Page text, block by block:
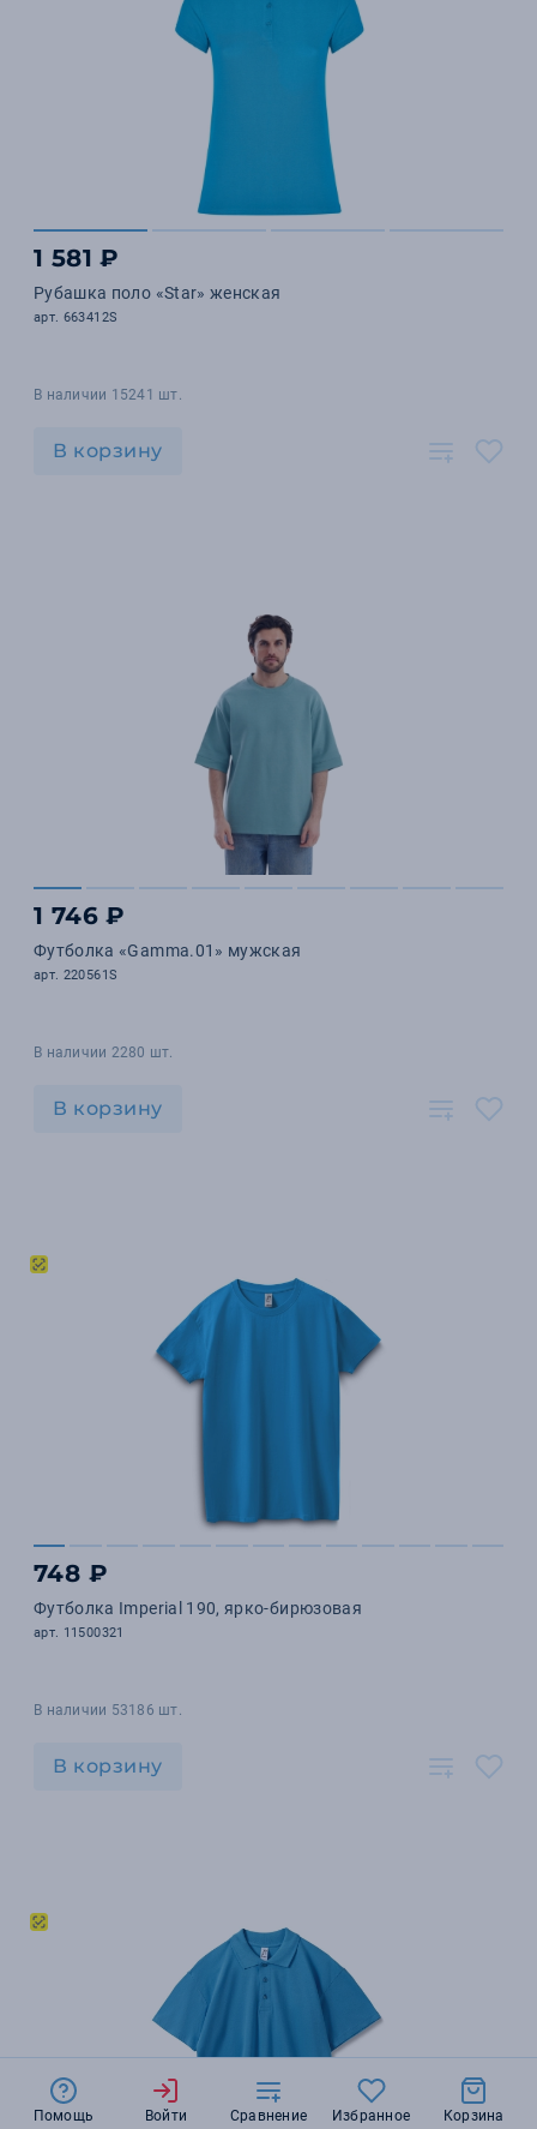
1 581 ₽
Рубашка поло «Star» женская
арт. 663412S
В наличии 15241 шт.
В корзину
1 746 ₽
Футболка «Gamma.01» мужская
арт. 220561S
В наличии 2280 шт.
В корзину
748 ₽
Футболка Imperial 190, ярко-бирюзовая
арт. 11500321
В наличии 53186 шт.
В корзину
Помощь Войти Сравнение Избранное Корзина